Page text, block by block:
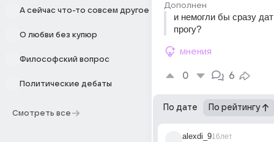
А сейчас что-то совсем другое
О любви без купюр
Философский вопрос
Политические дебаты
Смотреть все
Дополнен
и немогли бы сразу
прогу?
мнения
0 6
По дате По рейтингу
alexdi_916лет